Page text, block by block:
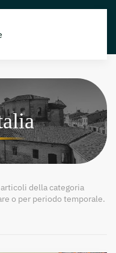
della categoria
o per periodo temporale.